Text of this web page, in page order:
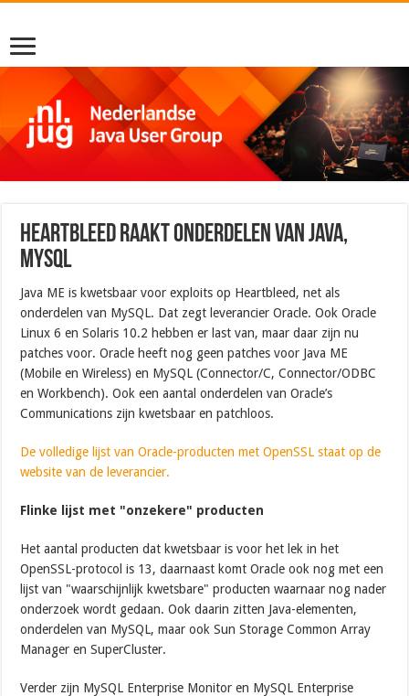
Heartbleed raakt onderdelen van Java,
MySQL
Java ME is kwetsbaar voor exploits op Heartbleed, net als
onderdelen van MySQL. Dat zegt leverancier Oracle. Ook Oracle
Linux 6 en Solaris 10.2 hebben er last van, maar daar zijn nu
patches voor. Oracle heeft nog geen patches voor Java ME
(Mobile en Wireless) en MySQL (Connector/C, Connector/ODBC
en Workbench). Ook een aantal onderdelen van Oracle’s
Communications zijn kwetsbaar en patchloos.
De volledige lijst van Oracle-producten met OpenSSL staat op de
website van de leverancier.
Flinke lijst met "onzekere" producten
Het aantal producten dat kwetsbaar is voor het lek in het
OpenSSL-protocol is 13, daarnaast komt Oracle ook nog met een
lijst van "waarschijnlijk kwetsbare" producten waarnaar nog nader
onderzoek wordt gedaan. Ook daarin zitten Java-elementen,
onderdelen van MySQL, maar ook Sun Storage Common Array
Manager en SuperCluster.
Verder zijn MySQL Enterprise Monitor en MySQL Enterprise